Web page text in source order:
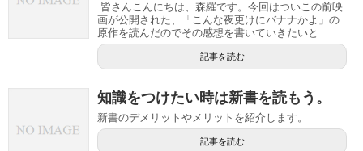
皆さんこんにちは、森羅です。今回はついこの前映
画が公開された、「こんな夜更けにバナナかよ」の
原作を読んだのでその感想を書いていきたいと...
記事を読む
知識をつけたい時は新書を読もう。
新書のデメリットやメリットを紹介します。
記事を読む